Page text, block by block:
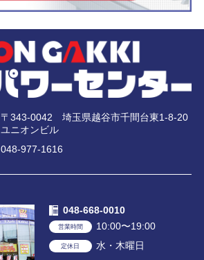
〒343-0042 埼玉県越谷市千間台東1-8-20
ユニオンビル
048-977-1616
048-668-0010
営業時間 10:00〜19:00
定休日 水・木曜日